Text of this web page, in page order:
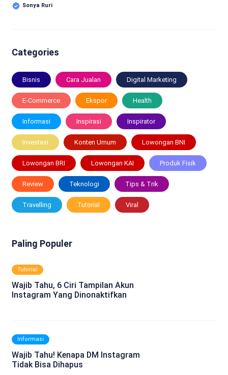
Sonya Ruri
Categories
Bisnis Cara Jualan Digital Marketing
E-Commerce Ekspor Health
Informasi Inspirasi Inspirator
Investasi Konten Umum Lowongan BNI
Lowongan BRI Lowongan KAI Produk Fisik
Review Teknologi Tips & Trik
Travelling Tutorial Viral
Paling Populer
Tutorial
Wajib Tahu, 6 Ciri Tampilan Akun
Instagram Yang Dinonaktifkan
Informasi
Wajib Tahu! Kenapa DM Instagram
Tidak Bisa Dihapus